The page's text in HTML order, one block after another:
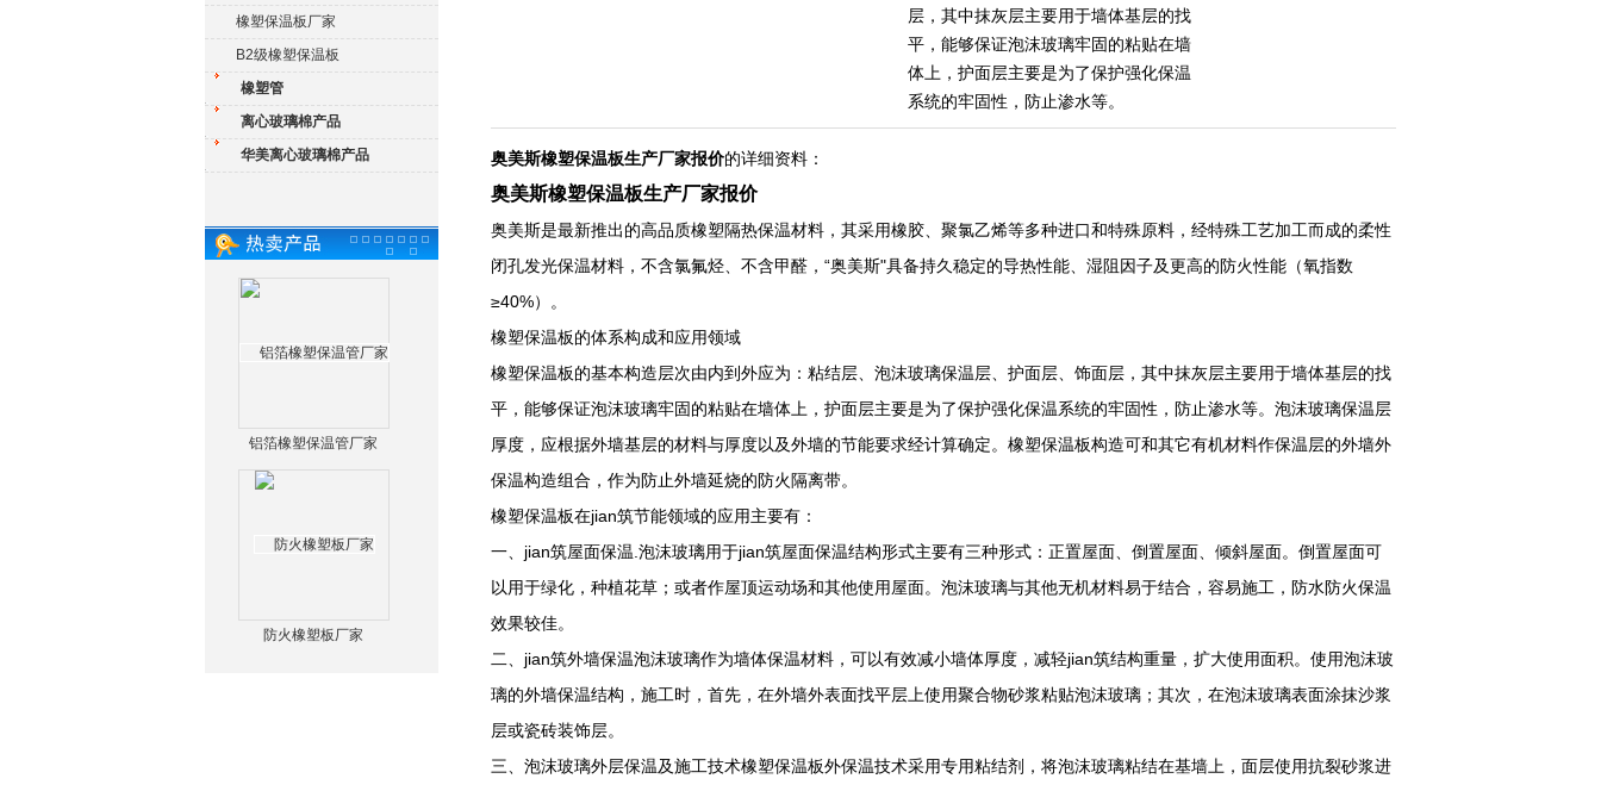
橡塑保温板厂家
B2级橡塑保温板
橡塑管
离心玻璃棉产品
华美离心玻璃棉产品
铝箔橡塑保温管厂家
防火橡塑板厂家
层，其中抹灰层主要用于墙体基层的找
平，能够保证泡沫玻璃牢固的粘贴在墙
体上，护面层主要是为了保护强化保温
系统的牢固性，防止渗水等。
奥美斯橡塑保温板生产厂家报价的详细资料：
奥美斯橡塑保温板生产厂家报价
奥美斯是最新推出的高品质橡塑隔热保温材料，其采用橡胶、聚氯乙烯等多种进口和特殊原料，经特殊工艺加工而成的柔性
闭孔发光保温材料，不含氯氟烃、不含甲醛，“奥美斯"具备持久稳定的导热性能、湿阻因子及更高的防火性能（氧指数
≥40%）。
橡塑保温板的体系构成和应用领域
橡塑保温板的基本构造层次由内到外应为：粘结层、泡沫玻璃保温层、护面层、饰面层，其中抹灰层主要用于墙体基层的找
平，能够保证泡沫玻璃牢固的粘贴在墙体上，护面层主要是为了保护强化保温系统的牢固性，防止渗水等。泡沫玻璃保温层
厚度，应根据外墙基层的材料与厚度以及外墙的节能要求经计算确定。橡塑保温板构造可和其它有机材料作保温层的外墙外
保温构造组合，作为防止外墙延烧的防火隔离带。
橡塑保温板在jian筑节能领域的应用主要有：
一、jian筑屋面保温.泡沫玻璃用于jian筑屋面保温结构形式主要有三种形式：正置屋面、倒置屋面、倾斜屋面。倒置屋面可
以用于绿化，种植花草；或者作屋顶运动场和其他使用屋面。泡沫玻璃与其他无机材料易于结合，容易施工，防水防火保温
效果较佳。
二、jian筑外墙保温泡沫玻璃作为墙体保温材料，可以有效减小墙体厚度，减轻jian筑结构重量，扩大使用面积。使用泡沫玻
璃的外墙保温结构，施工时，首先，在外墙外表面找平层上使用聚合物砂浆粘贴泡沫玻璃；其次，在泡沫玻璃表面涂抹沙浆
层或瓷砖装饰层。
三、泡沫玻璃外层保温及施工技术橡塑保温板外保温技术采用专用粘结剂，将泡沫玻璃粘结在基墙上，面层使用抗裂砂浆进